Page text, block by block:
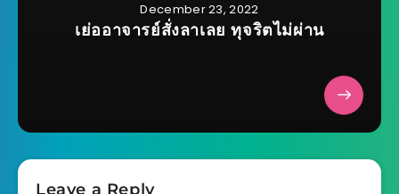
December 23, 2022
เย่ออาจารย์สั่งลาเลย ทุจริตไม่ผ่าน
Leave a Reply